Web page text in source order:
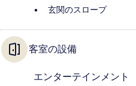
玄関のスロープ
客室の設備
エンターテインメント